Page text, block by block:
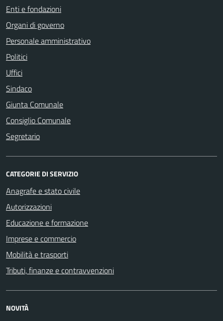
Enti e fondazioni
Organi di governo
Personale amministrativo
Politici
Uffici
Sindaco
Giunta Comunale
Consiglio Comunale
Segretario
CATEGORIE DI SERVIZIO
Anagrafe e stato civile
Autorizzazioni
Educazione e formazione
Imprese e commercio
Mobilità e trasporti
Tributi, finanze e contravvenzioni
NOVITÀ